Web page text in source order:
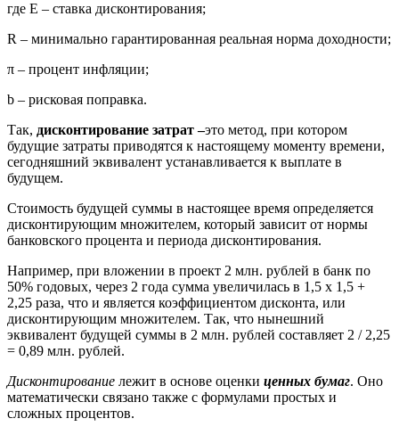
где Е – ставка дисконтирования;
R – минимально гарантированная реальная норма доходности;
π – процент инфляции;
b – рисковая поправка.
Так, дисконтирование затрат –это метод, при котором
будущие затраты приводятся к настоящему моменту времени,
сегодняшний эквивалент устанавливается к выплате в
будущем.
Стоимость будущей суммы в настоящее время определяется
дисконтирующим множителем, который зависит от нормы
банковского процента и периода дисконтирования.
Например, при вложении в проект 2 млн. рублей в банк по
50% годовых, через 2 года сумма увеличилась в 1,5 х 1,5 +
2,25 раза, что и является коэффициентом дисконта, или
дисконтирующим множителем. Так, что нынешний
эквивалент будущей суммы в 2 млн. рублей составляет 2 / 2,25
= 0,89 млн. рублей.
Дисконтирование лежит в основе оценки ценных бумаг. Оно
математически связано также с формулами простых и
сложных процентов.